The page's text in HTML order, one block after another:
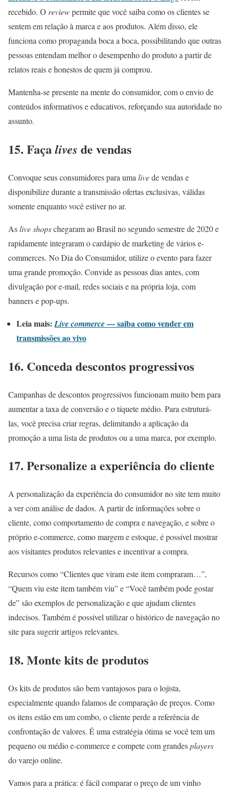
recebido. O reviewpermite que você saiba como os clientes se
sentem em relação à marca e aos produtos. Além disso, ele
funciona como propaganda boca a boca, possibilitando que outras
pessoas entendam melhor o desempenho do produto a partir de
relatos reais e honestos de quem já comprou.
Mantenha-se presente na mente do consumidor, com o envio de
conteúdos informativos e educativos, reforçando sua autoridade no
assunto.
15. Façalives de vendas
Convoque seus consumidores para uma livede vendas e
disponibilize durante a transmissão ofertas exclusivas, válidas
somente enquanto você estiver no ar.
Aslive shopschegaram ao Brasil no segundo semestre de 2020 e
rapidamente integraram o cardápio de marketing de vários e-
commerces. No Dia do Consumidor, utilize o evento para fazer
uma grande promoção. Convide as pessoas dias antes, com
divulgação por e-mail, redes sociais e na própria loja, com
banners e pop-ups.
Leia mais: Live commerce— saiba como vender em
transmissões ao vivo
16. Conceda descontos progressivos
Campanhas de descontos progressivos funcionam muito bem para
aumentar a taxa de conversão e o tíquete médio. Para estruturá-
las, você precisa criar regras, delimitando a aplicação da
promoção a uma lista de produtos ou a uma marca, por exemplo.
17. Personalize a experiência do cliente
A personalização da experiência do consumidor no site tem muito
a ver com análise de dados. A partir de informações sobre o
cliente, como comportamento de compra e navegação, e sobre o
próprio e-commerce, como margem e estoque, é possível mostrar
aos visitantes produtos relevantes e incentivar a compra.
Recursos como “Clientes que viram este item compraram…”,
“Quem viu este item também viu” e “Você também pode gostar
de” são exemplos de personalização e que ajudam clientes
indecisos. Também é possível utilizar o histórico de navegação no
site para sugerir artigos relevantes.
18. Monte kits de produtos
Os kits de produtos são bem vantajosos para o lojista,
especialmente quando falamos de comparação de preços. Como
os itens estão em um combo, o cliente perde a referência de
confrontação de valores. É uma estratégia ótima se você tem um
pequeno ou médio e-commerce e compete com grandesplayers
do varejo online.
Vamos para a prática: é fácil comparar o preço de um vinho